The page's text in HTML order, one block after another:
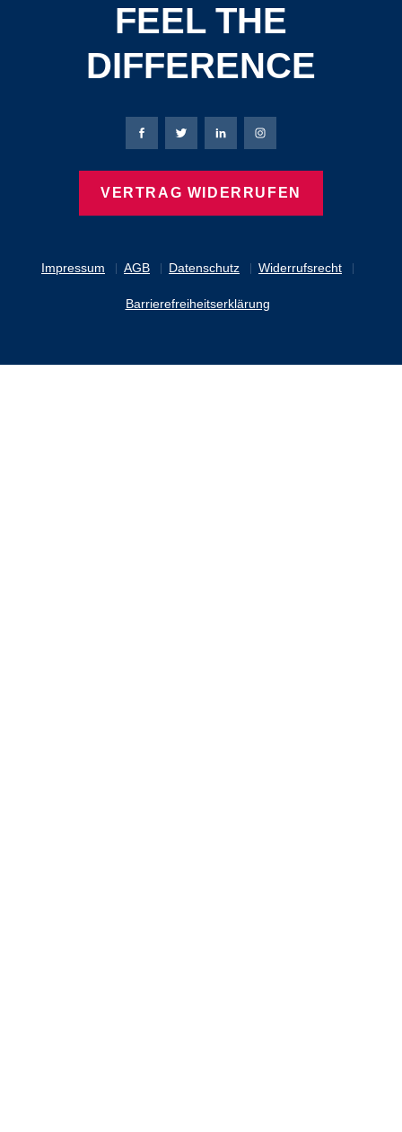
FEEL THE
DIFFERENCE
Impressum AGB Datenschutz Widerrufsrecht
Barrierefreiheitserklärung
Bierbaum-Proenen Facebook-Seite
Bierbaum-Proenen Twitter Seite
Bierbaum-Proenen LinkedIn
Bierbaum-Proenen
VERTRAG WIDERRUFEN